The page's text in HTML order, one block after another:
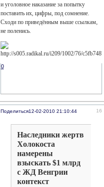
и уголовное наказание за попытку
поставить их, цифры, под сомнение.
Сходи по приведённым выше ссылкам,
не поленись.
0
Поделиться 16
12-02-2010 21:10:44
Наследники жертв
Холокоста
намерены
взыскать $1 млрд
с ЖД Венгрии
контекст